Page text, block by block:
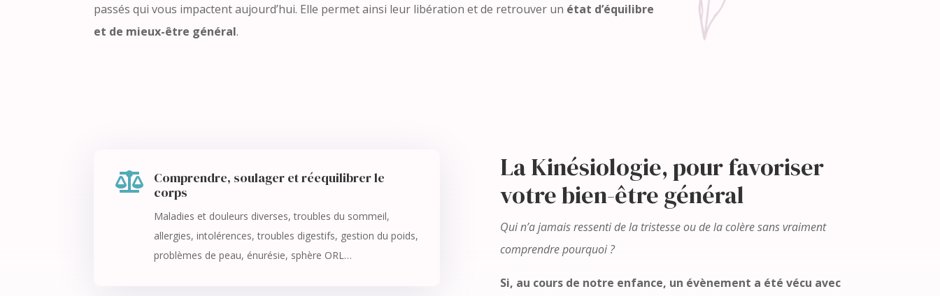
passés qui vous impactent aujourd’hui. Elle permet ainsi leur libération et de retrouver un état d’équilibre
et de mieux-être général.

Comprendre, soulager et réequilibrer le
corps
Maladies et douleurs diverses, troubles du sommeil,
allergies, intolérences, troubles digestifs, gestion du poids,
problèmes de peau, énurésie, sphère ORL…
La Kinésiologie, pour favoriser
votre bien-être général
Qui n’a jamais ressenti de la tristesse ou de la colère sans vraiment
comprendre pourquoi ?
Si, au cours de notre enfance, un évènement a été vécu avec